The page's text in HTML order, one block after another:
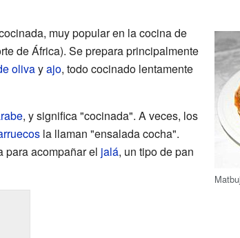
muy popular en la cocina de
de África). Se prepara principalmente
olivayajo, todo cocinado lentamente
, y significa "cocinada". A veces, los
la llaman "ensalada cocha".
para acompañar el jalá, un tipo de pan